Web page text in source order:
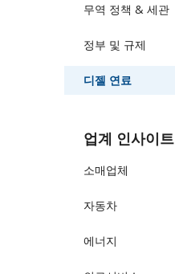
무역 정책 & 세관
정부 및 규제
디젤 연료
업계 인사이트
소매업체
자동차
에너지